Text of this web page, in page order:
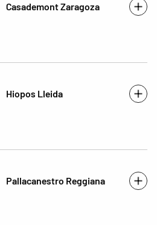
Casademont Zaragoza
Hiopos Lleida
Pallacanestro Reggiana